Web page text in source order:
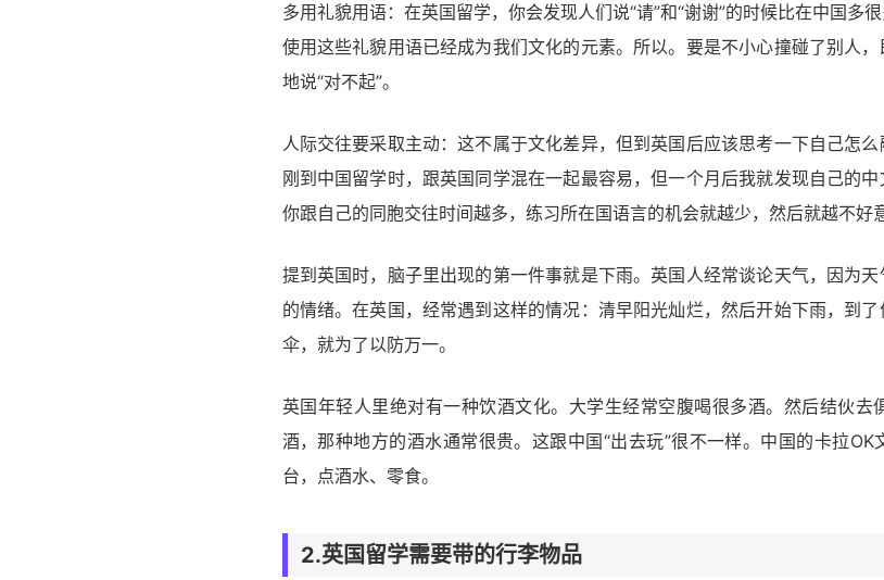
多用礼貌用语：在英国留学，你会发现人们说“请”和“谢谢”的时候比在中国多
使用这些礼貌用语已经成为我们文化的元素。所以。要是不小心撞碰了别人
地说“对不起”。
人际交往要采取主动：这不属于文化差异，但到英国后应该思考一下自己怎
刚到中国留学时，跟英国同学混在一起最容易，但一个月后我就发现自己的中
你跟自己的同胞交往时间越多，练习所在国语言的机会就越少，然后就越不好
提到英国时，脑子里出现的第一件事就是下雨。英国人经常谈论天气，因为
的情绪。在英国，经常遇到这样的情况：清早阳光灿烂，然后开始下雨，到
伞，就为了以防万一。
英国年轻人里绝对有一种饮酒文化。大学生经常空腹喝很多酒。然后结伙去
酒，那种地方的酒水通常很贵。这跟中国“出去玩”很不一样。中国的卡拉
台，点酒水、零食。
2.英国留学需要带的行李物品